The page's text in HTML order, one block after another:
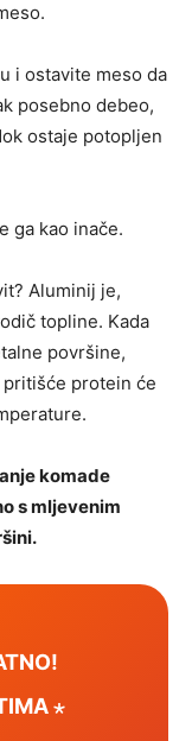
i ostavite meso da
posebno debeo,
ostaje potopljen
ga kao inače.
Aluminij je,
topline. Kada
površine,
protein će
komade
s mljevenim
⋆